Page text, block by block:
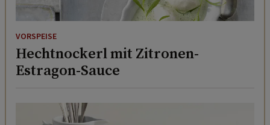
VORSPEISE
Hechtnockerl mit Zitronen-
Estragon-Sauce